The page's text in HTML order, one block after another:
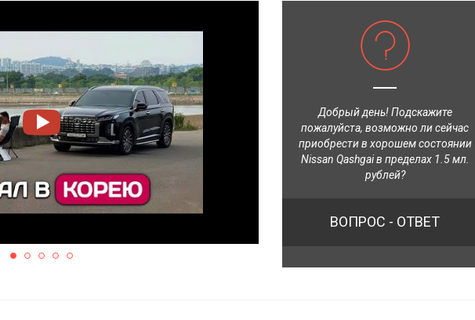
Добрый день! Подскажите
пожалуйста, возможно ли сейчас
приобрести в хорошем состоянии
Nissan Qashgai в пределах 1.5 мл.
рублей?
ВОПРОС - ОТВЕТ